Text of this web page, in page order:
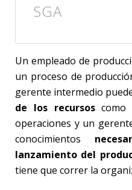
SGA
Un empleado de
un proceso de
gerente intermedio
de los recursoscomo
operaciones y un
conocimientos
lanzamiento del
tiene que correr la